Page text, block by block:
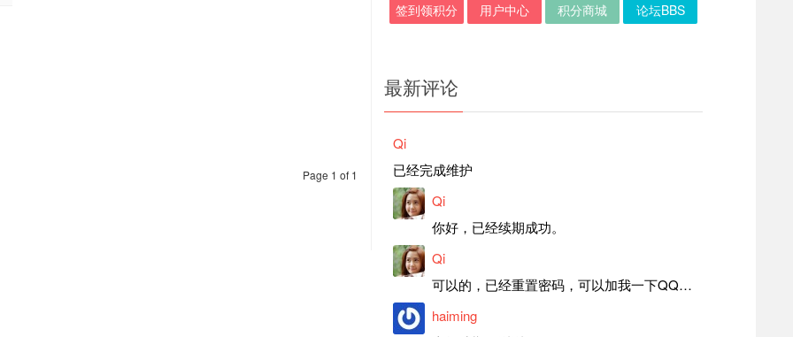
Page 1 of 1
签到领积分 用户中心 积分商城 论坛BBS
最新评论
Qi
已经完成维护
Qi
你好，已经续期成功。
Qi
可以的，已经重置密码，可以加我一下QQ，留言后我就发密码给你。
haiming